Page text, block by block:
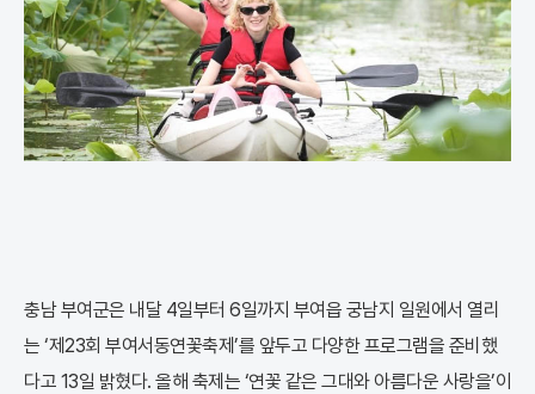
충남 부여군은 내달 4일부터 6일까지 부여읍 궁남지 일원에서 열리
는 ‘제23회 부여서동연꽃축제’를 앞두고 다양한 프로그램을 준비했
다고 13일 밝혔다. 올해 축제는 ‘연꽃 같은 그대와 아름다운 사랑을’이